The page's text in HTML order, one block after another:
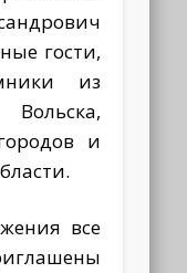
гости,
из
и
все